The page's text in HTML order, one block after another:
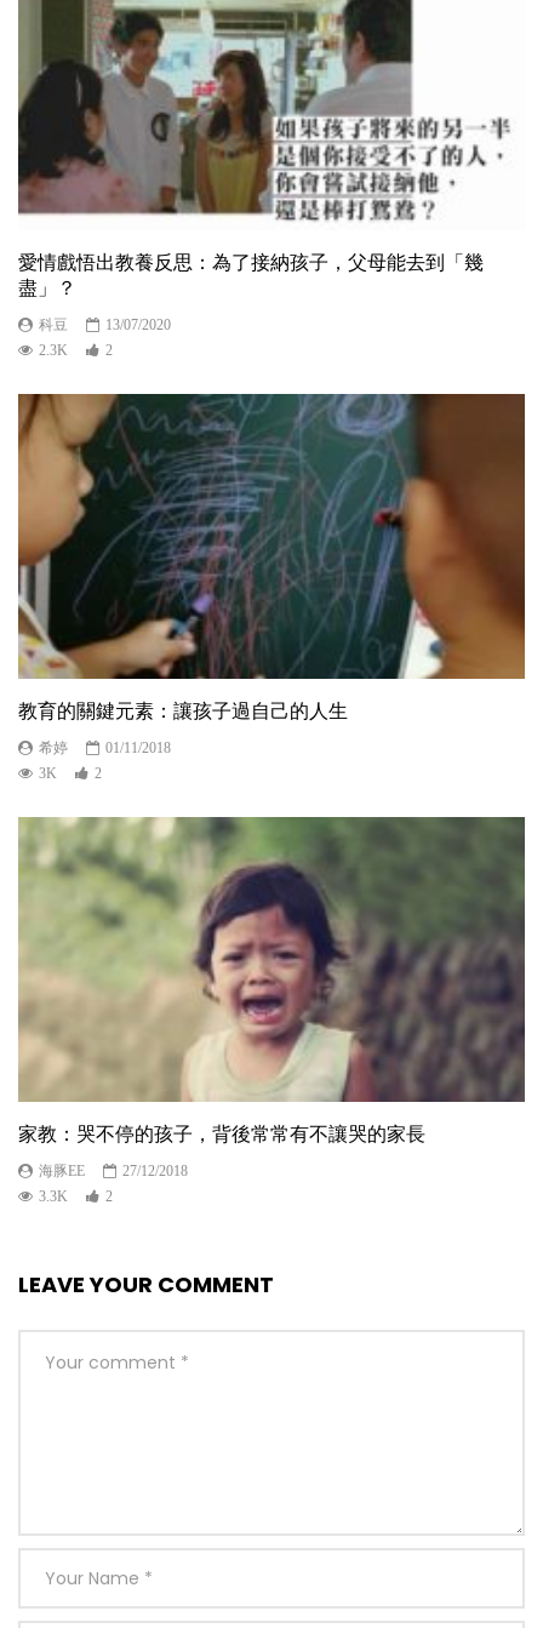
愛情戲悟出教養反思：為了接納孩子，父母能去到「幾
盡」？
科豆
13/07/2020
2.3K
2
教育的關鍵元素：讓孩子過自己的人生
希婷
01/11/2018
3K
2
家教：哭不停的孩子，背後常常有不讓哭的家長
海豚EE
27/12/2018
3.3K
2
LEAVE YOUR COMMENT